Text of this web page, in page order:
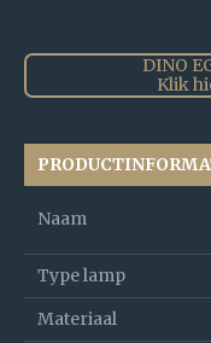
DINO
Klik
Naam
Type lamp
Materiaal